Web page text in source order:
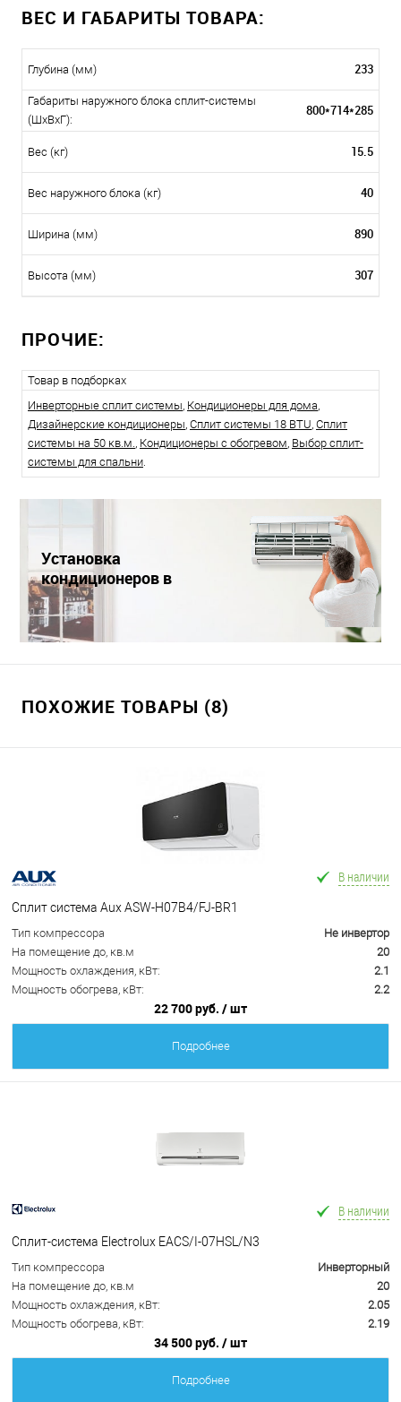
ВЕС И ГАБАРИТЫ ТОВАРА:
Глубина (мм) 233
Габариты наружного блока сплит-системы
(ШxВxГ):
800*714*285
Вес (кг) 15.5
Вес наружного блока (кг) 40
Ширина (мм) 890
Высота (мм) 307
ПРОЧИЕ:
Товар в подборках
Инверторные сплит системы, Кондиционеры для дома,
Дизайнерские кондиционеры, Сплит системы 18 BTU, Сплит
системы на 50 кв.м., Кондиционеры с обогревом, Выбор сплит-
системы для спальни.
Установка
кондиционеров в
Краснодаре
ПОХОЖИЕ ТОВАРЫ (8)
В наличии
Сплит система Aux ASW-H07B4/FJ-BR1
Тип компрессора
Не инвертор
На помещение до, кв.м
20
Мощность охлаждения, кВт:
2.1
Мощность обогрева, кВт:
2.2
22 700 руб. / шт
Подробнее
В наличии
Сплит-система Electrolux EACS/I-07HSL/N3
Тип компрессора
Инверторный
На помещение до, кв.м
20
Мощность охлаждения, кВт:
2.05
Мощность обогрева, кВт:
2.19
34 500 руб. / шт
Подробнее